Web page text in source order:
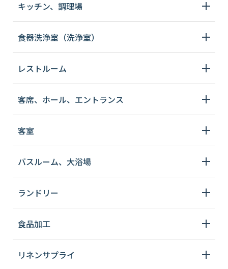
キッチン、調理場
食器洗浄室（洗浄室）
レストルーム
客席、ホール、エントランス
客室
バスルーム、大浴場
ランドリー
食品加工
リネンサプライ